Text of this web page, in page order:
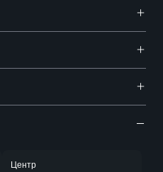
Центр